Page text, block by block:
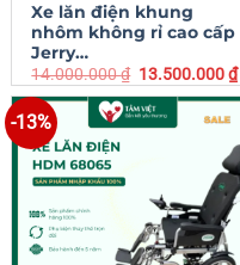
Xe lăn điện khung
nhôm không rỉ cao cấp
Jerry…
14.000.000₫ 13.500.000₫
-13%